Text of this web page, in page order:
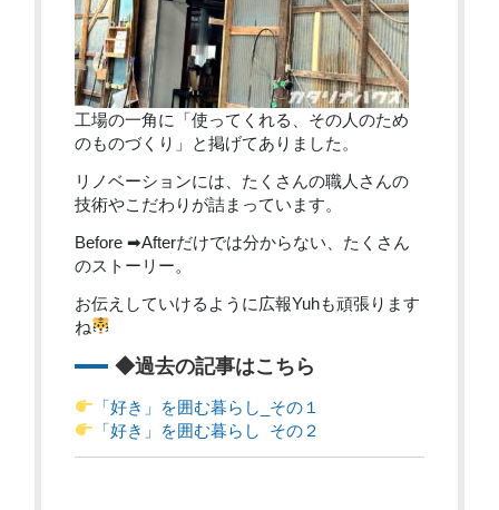
工場の一角に「使ってくれる、その人のため
のものづくり」と掲げてありました。
リノベーションには、たくさんの職人さんの
技術やこだわりが詰まっています。
Before ➡Afterだけでは分からない、たくさん
のストーリー。
お伝えしていけるように広報Yuhも頑張ります
ね
◆過去の記事はこちら
「好き」を囲む暮らし_その１
「好き」を囲む暮らし その２